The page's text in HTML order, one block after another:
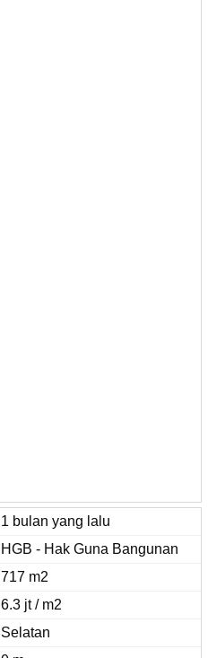
1 bulan yang lalu
HGB - Hak Guna Bangunan
717 m2
6.3 jt / m2
Selatan